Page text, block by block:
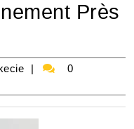
Près
parking-
0